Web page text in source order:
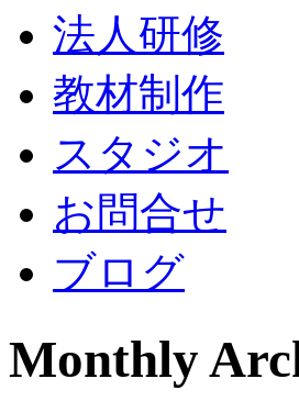
法人研修
教材制作
スタジオ
お問合せ
ブログ
Monthly